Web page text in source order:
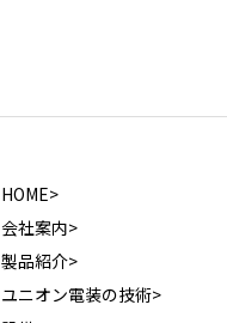
HOME>
会社案内>
製品紹介>
ユニオン電装の技術>